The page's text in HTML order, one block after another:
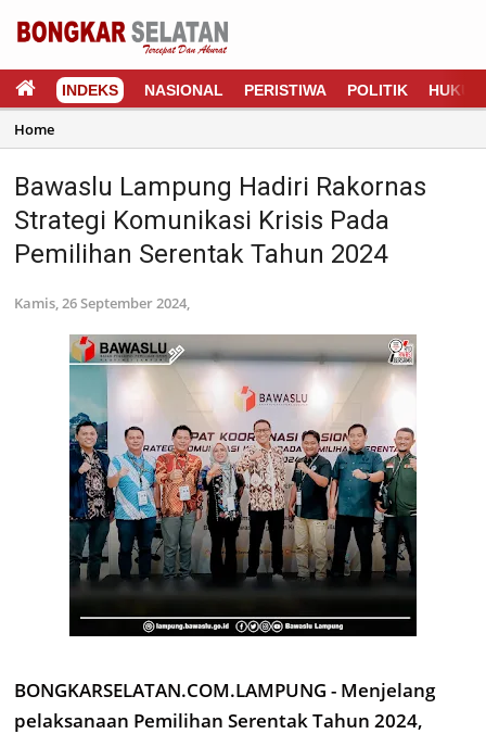
INDEKS NASIONAL PERISTIWA POLITIK HUKUM
Home
Bawaslu Lampung Hadiri Rakornas
Strategi Komunikasi Krisis Pada
Pemilihan Serentak Tahun 2024
Kamis, 26 September 2024,
BONGKARSELATAN.COM.LAMPUNG - Menjelang
pelaksanaan Pemilihan Serentak Tahun 2024,